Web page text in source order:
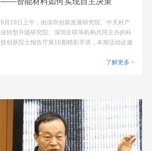
9月19日上午，由深圳创新发展研究院、中关村产
业转型升级研究院、深圳企联等机构共同主办的科
技创新院士报告厅第16期精彩开讲，本期活动还邀
会、深圳市新材料行业协会、深圳市大数据产业协
了解更多 >